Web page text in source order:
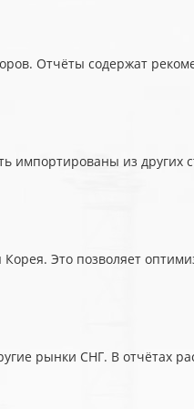
Отчёты содержат
импортированы из других
Это позволяет
рынки СНГ. В отчётах